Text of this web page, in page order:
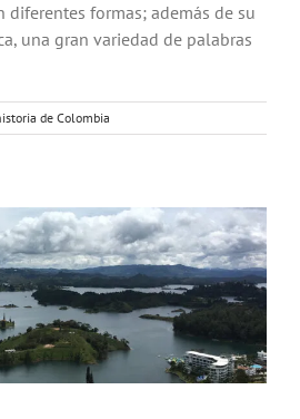
diferentes formas; además de su
una gran variedad de palabras
de Colombia